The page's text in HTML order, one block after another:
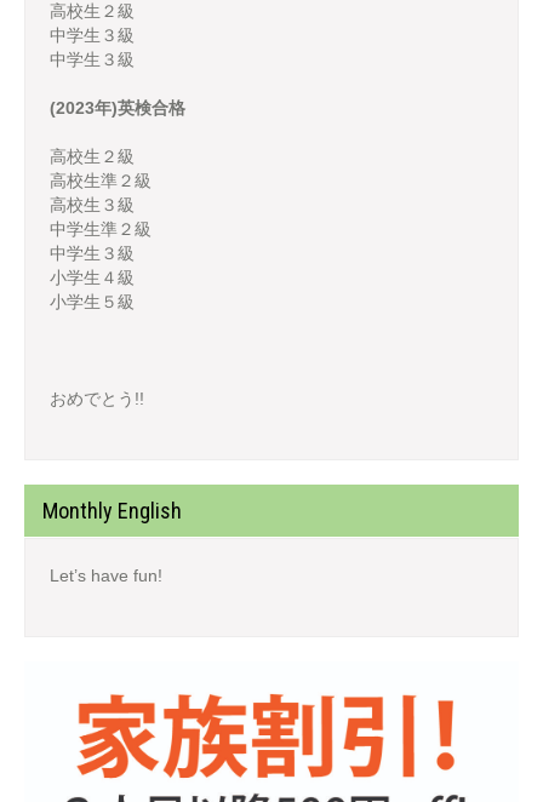
高校生２級
中学生３級
中学生３級
(2023年)英検合格
高校生２級
高校生準２級
高校生３級
中学生準２級
中学生３級
小学生４級
小学生５級
おめでとう!!
Monthly English
Let’s have fun!